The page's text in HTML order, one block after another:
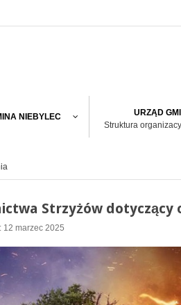
NIEBYLEC
URZĄD
Struktura
Strzyżów
12 marzec 2025